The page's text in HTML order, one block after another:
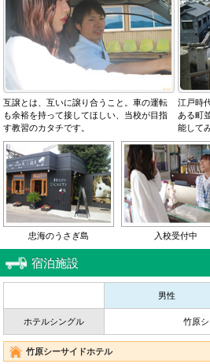
互譲とは、互いに譲り合うこと。車の運転
も余裕を持って接してほしい、当校が目指
す教習のカタチです。
江戸時
ある町
能して
忠海のうさぎ島 入校受付中
宿泊施設
男性
ホテルシングル 竹原
竹原シーサイドホテル